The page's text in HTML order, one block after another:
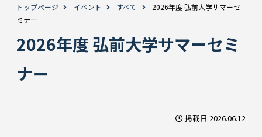
トップページ イベント すべて
2026年度 弘前大学サマーセ
ミナー
2026年度 弘前大学サマーセミ
ナー
掲載日 2026.06.12